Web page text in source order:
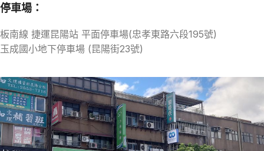
停車場：
板南線 捷運昆陽站 平面停車場(忠孝東路六段195號)
玉成國小地下停車場 (昆陽街23號)